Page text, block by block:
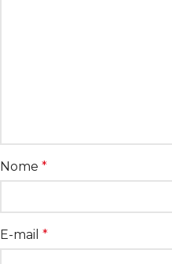
Nome *
E-mail *